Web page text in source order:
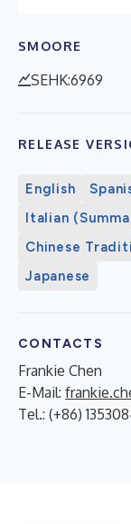
SMOORE
SEHK:6969
RELEASE
English
Italian
Chinese
Japanese
CONTACTS
Frankie Chen
E-Mail:
Tel.: (+86)